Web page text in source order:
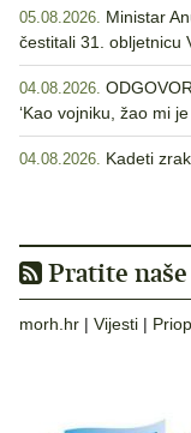
05.08.2026. Ministar
čestitali 31. obljetnicu
04.08.2026.
‘Kao vojniku, žao mi
04.08.2026. Kadeti
Pratite
morh.hr | Vijesti |